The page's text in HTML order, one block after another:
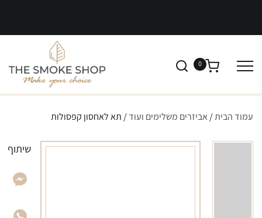
0
עמוד הבית/ אביזרים משלימים ועוד/ תא לאחסון קפסולות
שיתוף